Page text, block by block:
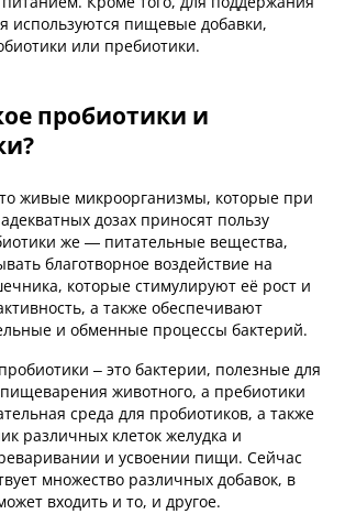
используются пищевые добавки,
или пребиотики.
пробиотики и
живые микроорганизмы, которые при
дозах приносят пользу
же — питательные вещества,
благотворное воздействие на
которые стимулируют её рост и
а также обеспечивают
и обменные процессы бактерий.
– это бактерии, полезные для
животного, а пребиотики
среда для пробиотиков, а также
различных клеток желудка и
и усвоении пищи. Сейчас
множество различных добавок, в
входить и то, и другое.